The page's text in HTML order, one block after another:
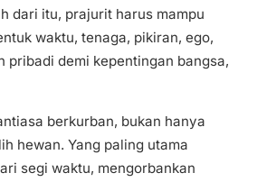
dari itu, prajurit harus mampu
waktu, tenaga, pikiran, ego,
pribadi demi kepentingan bangsa,
berkurban, bukan hanya
hewan. Yang paling utama
segi waktu, mengorbankan